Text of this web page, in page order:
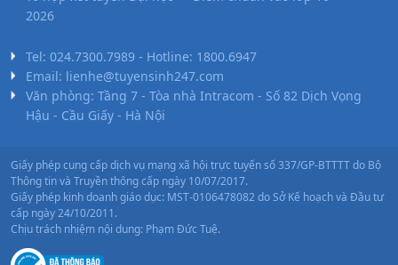
2026
Tel: 024.7300.7989 - Hotline: 1800.6947
Email: lienhe@tuyensinh247.com
Văn phòng: Tầng 7 - Tòa nhà Intracom - Số 82 Dịch Vọng
Hậu - Cầu Giấy - Hà Nội
Giấy phép cung cấp dịch vụ mạng xã hội trực tuyến số 337/GP-BTTTT do Bộ
Thông tin và Truyền thông cấp ngày 10/07/2017.
Giấy phép kinh doanh giáo dục: MST-0106478082 do Sở Kế hoạch và Đầu tư
cấp ngày 24/10/2011.
Chịu trách nhiệm nội dung: Phạm Đức Tuệ.